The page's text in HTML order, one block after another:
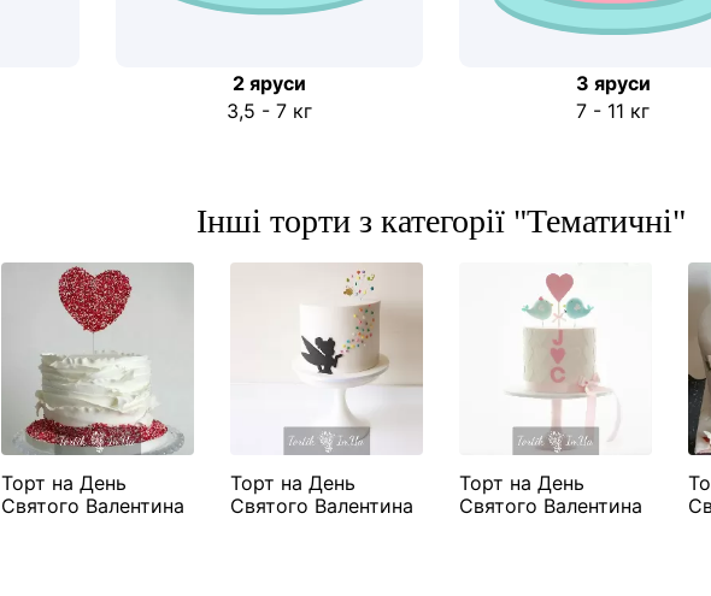
2 яруси
3,5 - 7 кг
3 яруси
7 - 11 кг
Інші торти з категорії "Тематичні"
Торт на День
Святого Валентина
Торт на День
Святого Валентина
Торт на День
Святого Валентина